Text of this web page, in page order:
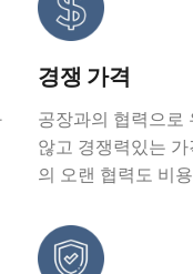
경쟁 가격
공장과의 협력으로
않고 경쟁력있는
의 오랜 협력도 비